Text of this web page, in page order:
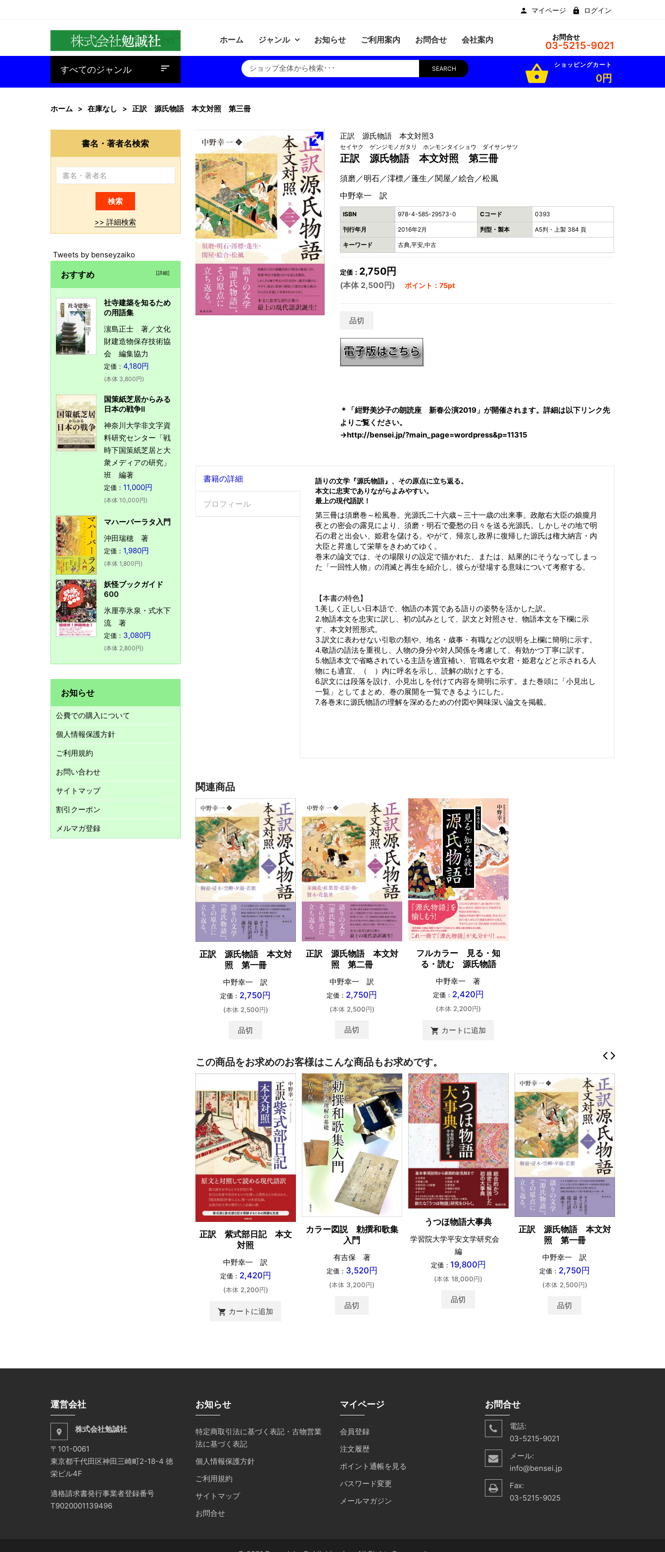
マイページ ログイン
ホーム ジャンル お知らせ ご利用案内 お問合せ 会社案内 お問合せ
03-5215-9021
すべてのジャンル
baseline_sort SEARCH shopping_basket ショッピングカート
0円
ホーム 在庫なし 正訳 源氏物語 本文対照 第三冊
正訳 源氏物語 本文対照3
セイヤク ゲンジモノガタリ ホンモンタイショウ ダイサンサツ
正訳 源氏物語 本文対照 第三冊
須磨／明石／澪標／蓬生／関屋／絵合／松風
中野幸一 訳
ISBN 978-4-585-29573-0 Cコード 0393
刊行年月 2016年2月 判型・製本 A5判・上製 384 頁
キーワード 古典,平安,中古
定価： 2,750円
(本体 2,500円) ポイント：75pt
品切
＊「紺野美沙子の朗読座 新春公演2019」が開催されます。詳細は以下リンク先
よりご覧ください。
→http://bensei.jp/?main_page=wordpress&p=11315
書籍の詳細
プロフィール
語りの文学『源氏物語』、その原点に立ち返る。
本文に忠実でありながらよみやすい。
最上の現代語訳！
第三冊は須磨巻～松風巻。光源氏二十六歳～三十一歳の出来事。政敵右大臣の娘朧月
夜との密会の露見により、須磨・明石で憂愁の日々を送る光源氏。しかしその地で明
石の君と出会い、姫君を儲ける。やがて、帰京し政界に復帰した源氏は権大納言・内
大臣と昇進して栄華をきわめてゆく。
巻末の論文では、その場限りの設定で描かれた、または、結果的にそうなってしまっ
た「一回性人物」の消滅と再生を紹介し、彼らが登場する意味について考察する。
【本書の特色】
1.美しく正しい日本語で、物語の本質である語りの姿勢を活かした訳。
2.物語本文を忠実に訳し、初の試みとして、訳文と対照させ、物語本文を下欄に示
す、本文対照形式。
3.訳文に表わせない引歌の類や、地名・歳事・有職などの説明を上欄に簡明に示す。
4.敬語の語法を重視し、人物の身分や対人関係を考慮して、有効かつ丁寧に訳す。
5.物語本文で省略されている主語を適宜補い、官職名や女君・姫君などと示される人
物にも適宜、（ ）内に呼名を示し、読解の助けとする。
6.訳文には段落を設け、小見出しを付けて内容を簡明に示す。また巻頭に「小見出し
一覧」としてまとめ、巻の展開を一覧できるようにした。
7.各巻末に源氏物語の理解を深めるための付図や興味深い論文を掲載。
関連商品
正訳 源氏物語 本文対
照 第一冊
中野幸一 訳
定価： 2,750円
(本体 2,500円)
品切
正訳 源氏物語 本文対
照 第二冊
中野幸一 訳
定価： 2,750円
(本体 2,500円)
品切
フルカラー 見る・知
る・読む 源氏物語
中野幸一 著
定価： 2,420円
(本体 2,200円)
shopping_cart カートに追加
この商品をお求めのお客様はこんな商品もお求めです。
正訳 紫式部日記 本文
対照
中野幸一 訳
定価： 2,420円
(本体 2,200円)
shopping_cart カートに追加
カラー図説 勅撰和歌集
入門
有吉保 著
定価： 3,520円
(本体 3,200円)
品切
うつほ物語大事典
学習院大学平安文学研究会
編
定価： 19,800円
(本体 18,000円)
品切
正訳 源氏物語 本文対
照 第一冊
中野幸一 訳
定価： 2,750円
(本体 2,500円)
品切
書名・著者名検索
>> 詳細検索
Tweets by benseyzaiko
おすすめ [詳細]
社寺建築を知るため
の用語集
濵島正士 著／文化
財建造物保存技術協
会 編集協力
定価： 4,180円
(本体 3,800円)
国策紙芝居からみる
日本の戦争Ⅱ
神奈川大学非文字資
料研究センター「戦
時下国策紙芝居と大
衆メディアの研究」
班 編著
定価： 11,000円
(本体 10,000円)
マハーバーラタ入門
沖田瑞穂 著
定価： 1,980円
(本体 1,800円)
妖怪ブックガイド
600
氷厘亭氷泉・式水下
流 著
定価： 3,080円
(本体 2,800円)
お知らせ
公費での購入について
個人情報保護方針
ご利用規約
お問い合わせ
サイトマップ
割引クーポン
メルマガ登録
運営会社
place 株式会社勉誠社
〒101-0061
東京都千代田区神田三崎町2-18-4 徳
栄ビル4F
適格請求書発行事業者登録番号
T9020001139496
お知らせ
特定商取引法に基づく表記・古物営業
法に基づく表記
個人情報保護方針
ご利用規約
サイトマップ
お問合せ
マイページ
会員登録
注文履歴
ポイント通帳を見る
パスワード変更
メールマガジン
お問合せ
電話:
03-5215-9021
メール:
info@bensei.jp
Fax:
03-5215-9025